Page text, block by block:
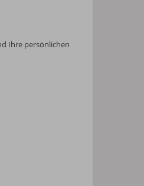
Ihre persönlichen